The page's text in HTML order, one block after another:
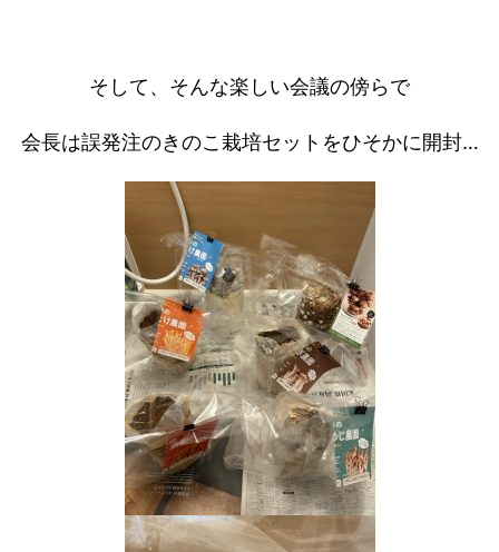
そして、そんな楽しい会議の傍らで
会長は誤発注のきのこ栽培セットをひそかに開封…